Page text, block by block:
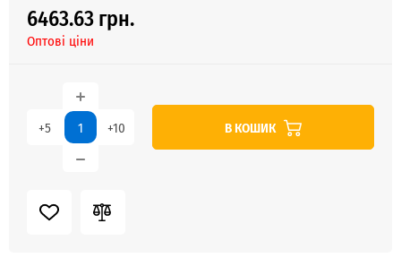
6463.63 грн.
Оптові ціни
+5 +10 В КОШИК